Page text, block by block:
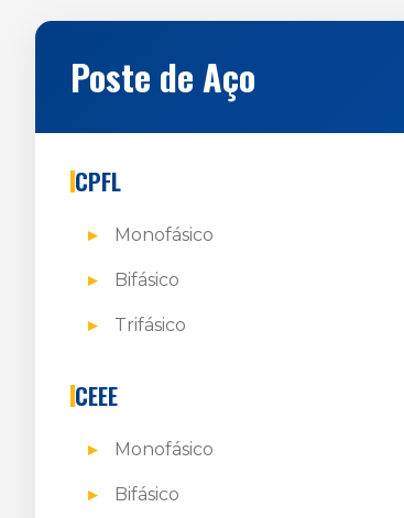
Poste de Aço
CPFL
Monofásico
Bifásico
Trifásico
CEEE
Monofásico
Bifásico